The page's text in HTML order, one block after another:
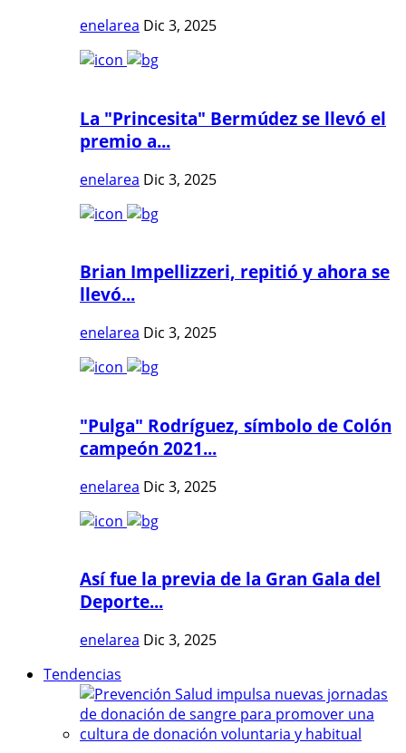
enelarea Dic 3, 2025
La "Princesita" Bermúdez se llevó el
premio a...
enelarea Dic 3, 2025
Brian Impellizzeri, repitió y ahora se
llevó...
enelarea Dic 3, 2025
"Pulga" Rodríguez, símbolo de Colón
campeón 2021...
enelarea Dic 3, 2025
Así fue la previa de la Gran Gala del
Deporte...
enelarea Dic 3, 2025
Tendencias